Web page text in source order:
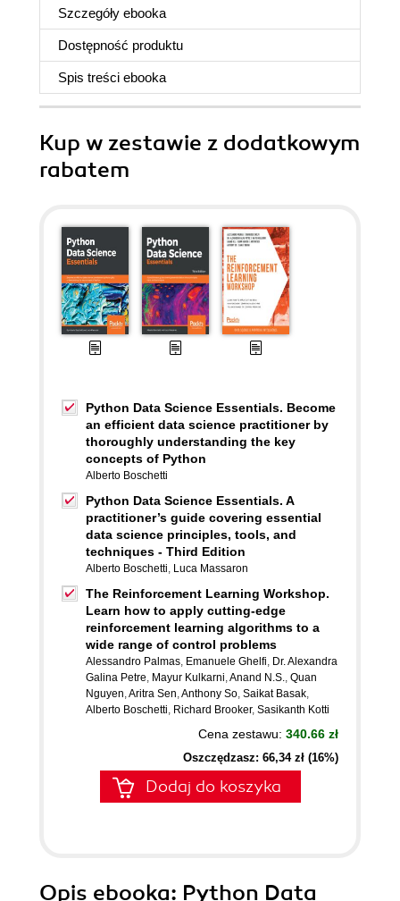
Szczegóły ebooka
Dostępność produktu
Spis treści ebooka
Kup w zestawie z dodatkowym
rabatem
Python Data Science Essentials. Become
an efficient data science practitioner by
thoroughly understanding the key
concepts of Python
Alberto Boschetti
Python Data Science Essentials. A
practitioner’s guide covering essential
data science principles, tools, and
techniques - Third Edition
Alberto Boschetti, Luca Massaron
The Reinforcement Learning Workshop.
Learn how to apply cutting-edge
reinforcement learning algorithms to a
wide range of control problems
Alessandro Palmas, Emanuele Ghelfi, Dr. Alexandra
Galina Petre, Mayur Kulkarni,Anand N.S., Quan
Nguyen,Aritra Sen,Anthony So, Saikat Basak,
Alberto Boschetti, Richard Brooker, Sasikanth Kotti
Cena zestawu: 340.66 zł
Oszczędzasz: 66,34 zł (16%)
Dodaj do koszyka
Opis ebooka: Python Data